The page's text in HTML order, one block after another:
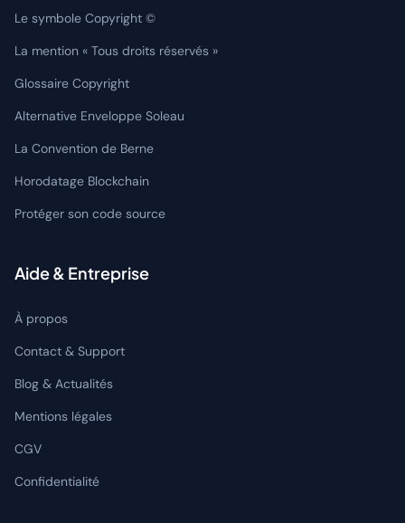
Le symbole Copyright ©
La mention « Tous droits réservés »
Glossaire Copyright
Alternative Enveloppe Soleau
La Convention de Berne
Horodatage Blockchain
Protéger son code source
Aide & Entreprise
À propos
Contact & Support
Blog & Actualités
Mentions légales
CGV
Confidentialité